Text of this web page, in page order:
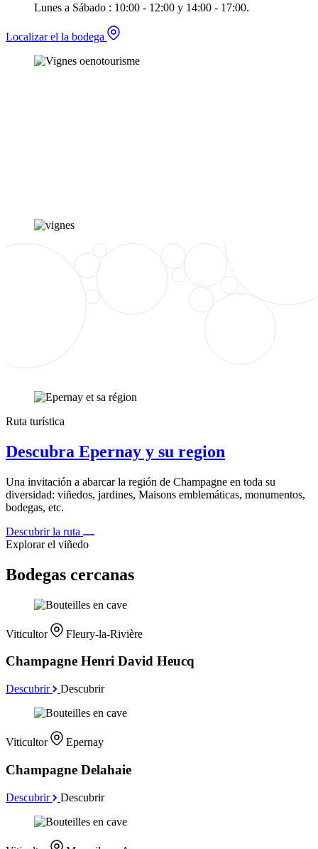
Lunes a Sábado : 10:00 - 12:00 y 14:00 - 17:00.
Localizar el la bodega
Ruta turística
Descubra Epernay y su region
Una invitación a abarcar la región de Champagne en toda su
diversidad: viñedos, jardines, Maisons emblemáticas, monumentos,
bodegas, etc.
Descubrir la ruta
Explorar el viñedo
Bodegas cercanas
Viticultor Fleury-la-Rivière
Champagne Henri David Heucq
Descubrir Descubrir
Viticultor Epernay
Champagne Delahaie
Descubrir Descubrir